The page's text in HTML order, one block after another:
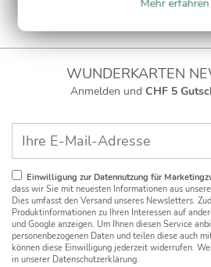
In der Handhabung der Gestaltung ein
Ergebnis trotzdem gut. Sehr schneller
stefan Merges
stefan Merges
(, 03.07.20)
Problemlose Erstellung einer Geburtstags
Liefreung des Probedruckes .
Anonym
(, 02.05.20)
Von der Bestellung bis zur Lieferung ein
WUNDERKARTEN
Anmelden und CHF 5
Einwilligung zur Datennutzung für
dass wir Sie mit neuesten Informationen aus
Dies umfasst den Versand unseres Newsletters.
Produktinformationen zu Ihren Interessen auf
und Google anzeigen. Um Ihnen diesen Service
personenbezogenen Daten und teilen diese auch
können diese Einwilligung jederzeit widerrufen.
in unserer Datenschutzerklärung.
Mehr erfahren